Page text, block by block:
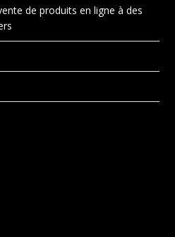
de produits en ligne à des